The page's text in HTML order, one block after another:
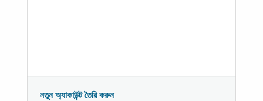
নতুন অ্যাকাউন্ট তৈরি করুন